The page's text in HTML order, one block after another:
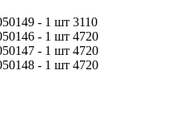
- 1 шт 3110
- 1 шт 4720
- 1 шт 4720
- 1 шт 4720